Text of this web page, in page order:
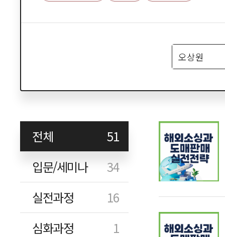
전체
51
입문/세미나
34
실전과정
16
심화과정
1